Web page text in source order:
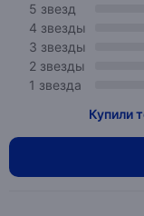
5 звезд
4 звезды
3 звезды
2 звезды
1 звезда
Купили